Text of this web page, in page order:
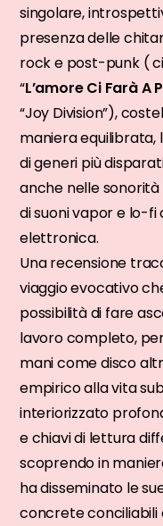
singolare,
presenza delle
rock e post-punk (
“L’amore Ci Farà A
“Joy Division”),
maniera equilibrata,
di generi più
anche nelle
di suoni vapor e lo-
elettronica.
Una recensione
viaggio evocativo
possibilità di fare
lavoro completo,
mani come disco
empirico alla vita
interiorizzato
e chiavi di lettura
scoprendo in
ha disseminato le
concrete